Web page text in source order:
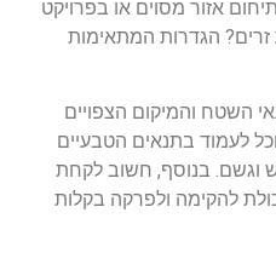
אזור מסוים או בפרויקט
זרים? הגדרות המתאימות
השטח והמיקום הצפויים
לעמוד בתנאים הטבעיים
וגשם. בנוסף, חשוב לקחת
להקימה ולפרקה בקלות